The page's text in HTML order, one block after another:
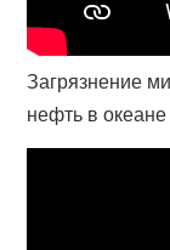
Загрязнение
нефть в